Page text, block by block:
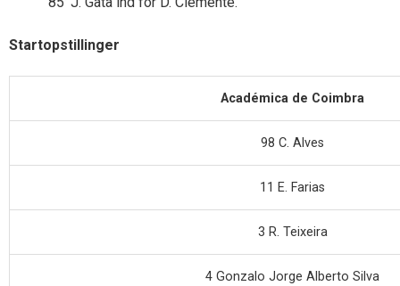
Startopstillinger
Académica de Coimbra
98 C. Alves
11 E. Farias
3 R. Teixeira
4 Gonzalo Jorge Alberto Silva